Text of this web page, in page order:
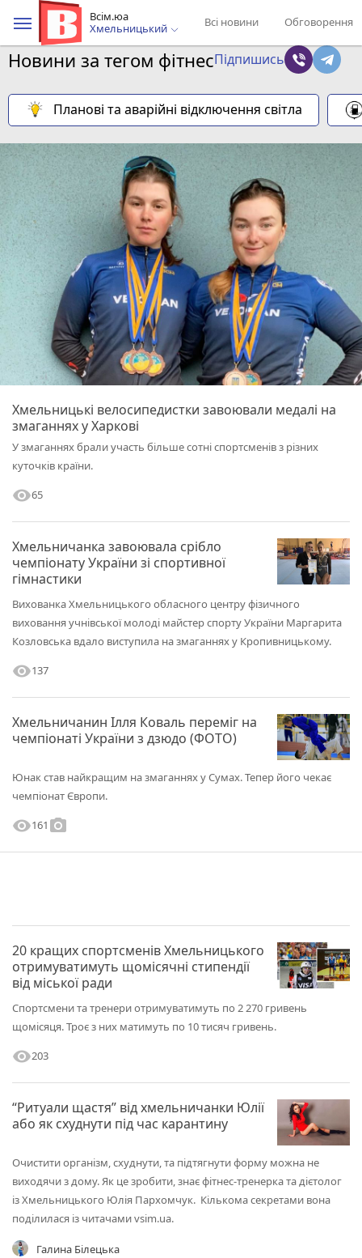
Всім.юа
Хмельницький
Всі новини Обговорення
Новини за тегом фітнесПідпишись
Планові та аварійні відключення світла
Хмельницькі велосипедистки завоювали медалі на
змаганнях у Харкові
У змаганнях брали участь більше сотні спортсменів з різних
куточків країни.
visibility65
Хмельничанка завоювала срібло
чемпіонату України зі спортивної
гімнастики
Вихованка Хмельницького обласного центру фізичного
виховання учнівської молоді майстер спорту України Маргарита
Козловська вдало виступила на змаганнях у Кропивницькому.
visibility137
Хмельничанин Ілля Коваль переміг на
чемпіонаті України з дзюдо (ФОТО)
Юнак став найкращим на змаганнях у Сумах. Тепер його чекає
чемпіонат Європи.
visibility161 photo_camera
20 кращих спортсменів Хмельницького
отримуватимуть щомісячні стипендії
від міської ради
Спортсмени та тренери отримуватимуть по 2 270 гривень
щомісяця. Троє з них матимуть по 10 тисяч гривень.
visibility203
“Ритуали щастя” від хмельничанки Юлії
або як схуднути під час карантину
Очистити організм, схуднути, та підтягнути форму можна не
виходячи з дому. Як це зробити, знає фітнес-тренерка та дієтолог
із Хмельницького Юлія Пархомчук. Кількома секретами вона
поділилася із читачами vsim.ua.
Галина Білецька